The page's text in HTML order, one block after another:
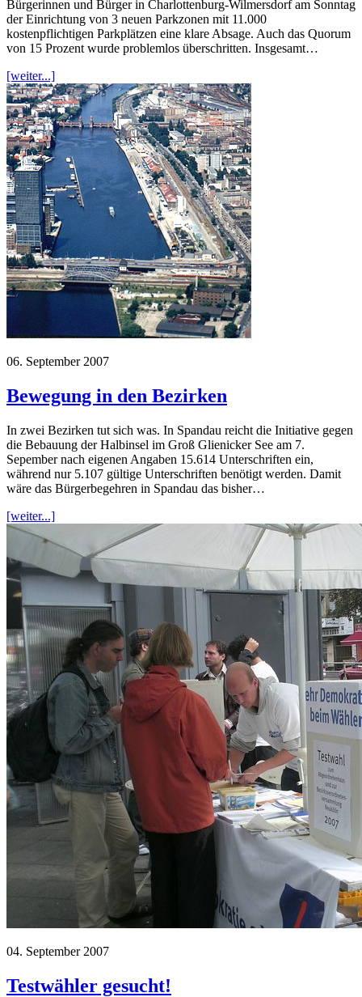
Bürgerinnen und Bürger in Charlottenburg-Wilmersdorf am Sonntag
der Einrichtung von 3 neuen Parkzonen mit 11.000
kostenpflichtigen Parkplätzen eine klare Absage. Auch das Quorum
von 15 Prozent wurde problemlos überschritten. Insgesamt…
[weiter...]
06. September 2007
Bewegung in den Bezirken
In zwei Bezirken tut sich was. In Spandau reicht die Initiative gegen
die Bebauung der Halbinsel im Groß Glienicker See am 7.
Sepember nach eigenen Angaben 15.614 Unterschriften ein,
während nur 5.107 gültige Unterschriften benötigt werden. Damit
wäre das Bürgerbegehren in Spandau das bisher…
[weiter...]
04. September 2007
Testwähler gesucht!